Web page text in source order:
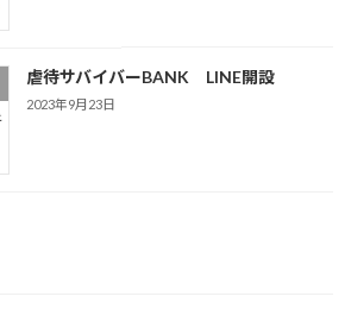
虐待サバイバーBANK LINE開設
2023年9月23日